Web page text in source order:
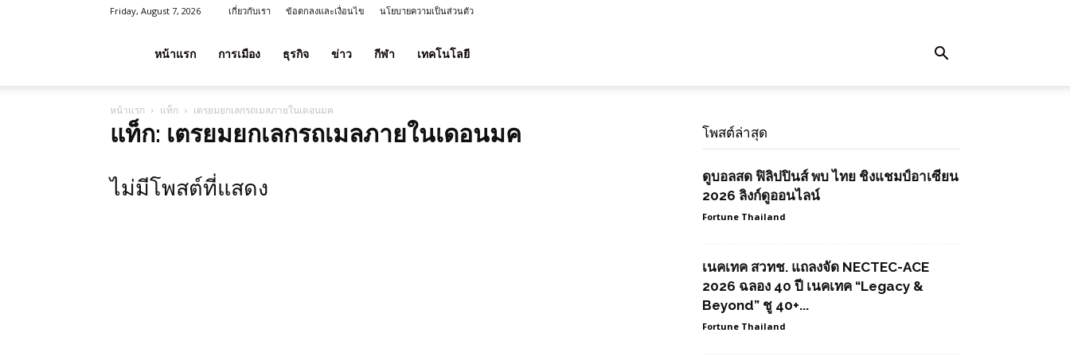
Friday, August 7, 2026 เกี่ยวกับเรา ข้อตกลงและเงื่อนไข นโยบายความเป็นส่วนตัว
ลาภ
ประเทศไทย
หน้าแรก การเมือง ธุรกิจ ข่าว กีฬา เทคโนโลยี
หน้าแรก แท็ก เตรยมยกเลกรถเมลภายในเดอนมค
แท็ก: เตรยมยกเลกรถเมลภายในเดอนมค
ไม่มีโพสต์ที่แสดง
โพสต์ล่าสุด
ดูบอลสด ฟิลิปปินส์ พบ ไทย ชิงแชมป์อาเซียน
2026 ลิงก์ดูออนไลน์
Fortune Thailand
เนคเทค สวทช. แถลงจัด NECTEC-ACE
2026 ฉลอง 40 ปี เนคเทค “Legacy &
Beyond” ชู 40+...
Fortune Thailand